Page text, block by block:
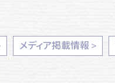
メディア掲載情報